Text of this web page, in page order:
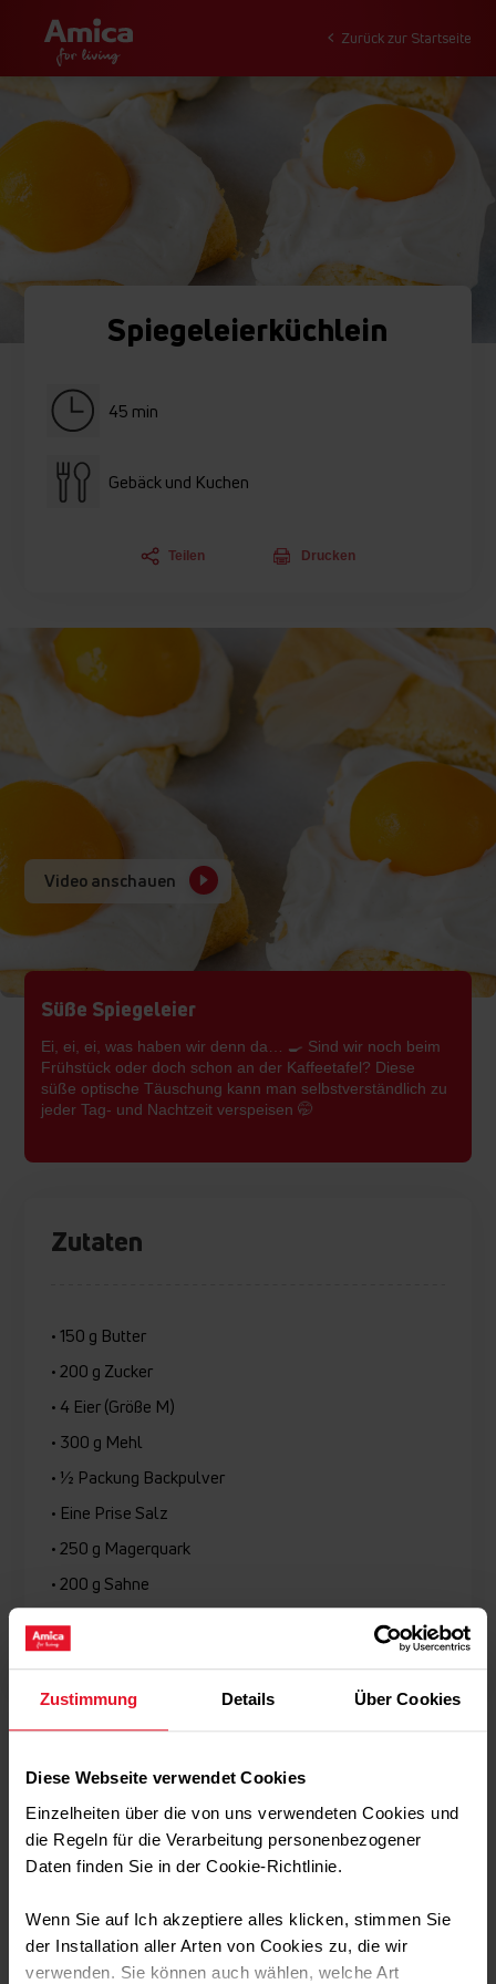
Zustimmung Details Über Cookies
Diese Webseite verwendet Cookies
Einzelheiten über die von uns verwendeten Cookies und
die Regeln für die Verarbeitung personenbezogener
Daten finden Sie in der Cookie-Richtlinie.
Wenn Sie auf Ich akzeptiere alles klicken, stimmen Sie
der Installation aller Arten von Cookies zu, die wir
verwenden. Sie können auch wählen, welche Art
Zurück zur Startseite
Spiegeleierküchlein
45 min
Gebäck und Kuchen
Teilen Drucken
Video anschauen
Süße Spiegeleier
Ei, ei, ei, was haben wir denn da… 🍳 Sind wir noch beim
Frühstück oder doch schon an der Kaffeetafel? Diese
süße optische Täuschung kann man selbstverständlich zu
jeder Tag- und Nachtzeit verspeisen 🤭
Zutaten
• 150 g Butter
• 200 g Zucker
• 4 Eier (Größe M)
• 300 g Mehl
• ½ Packung Backpulver
• Eine Prise Salz
• 250 g Magerquark
• 200 g Sahne
• Eine Dose Pfirsiche
Zubereitung:
Den Backofen auf 180 Grad (Heißluft) vorheizen.
Eier zusammen mit 150 g Zucker cremig schlagen.
Die Butter zerlassen und zusammen mit dem Mehl, Salz
den Teig darin verteilen.
Für 30 Minuten backen und vollständig abkühlen lassen.
Anschließend in portionsgerechte Stücke schneiden.